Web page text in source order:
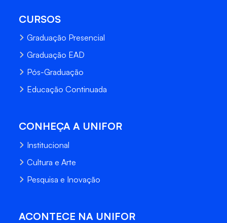
CURSOS
Graduação Presencial
Graduação EAD
Pós-Graduação
Educação Continuada
CONHEÇA A UNIFOR
Institucional
Cultura e Arte
Pesquisa e Inovação
ACONTECE NA UNIFOR